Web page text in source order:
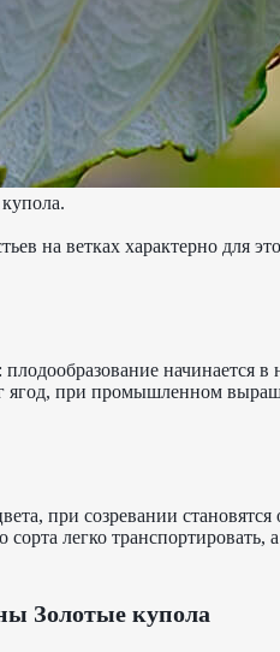
на ветках характерно для
начинается
ягод, при промышленном
при созревании
легко транспортировать,
Золотые купола